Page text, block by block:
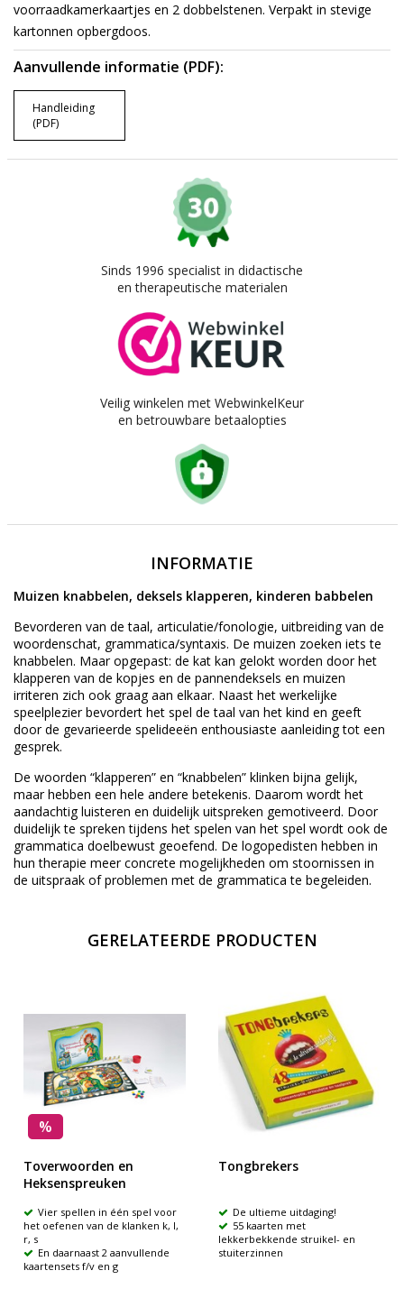
voorraadkamerkaartjes en 2 dobbelstenen. Verpakt in stevige
kartonnen opbergdoos.
Aanvullende informatie (PDF):
Handleiding
(PDF)
Sinds 1996 specialist in didactische
en therapeutische materialen
Veilig winkelen met WebwinkelKeur
en betrouwbare betaalopties
INFORMATIE
Muizen knabbelen, deksels klapperen, kinderen babbelen
Bevorderen van de taal, articulatie/fonologie, uitbreiding van de
woordenschat, grammatica/syntaxis. De muizen zoeken iets te
knabbelen. Maar opgepast: de kat kan gelokt worden door het
klapperen van de kopjes en de pannendeksels en muizen
irriteren zich ook graag aan elkaar. Naast het werkelijke
speelplezier bevordert het spel de taal van het kind en geeft
door de gevarieerde spelideeën enthousiaste aanleiding tot een
gesprek.
De woorden “klapperen” en “knabbelen” klinken bijna gelijk,
maar hebben een hele andere betekenis. Daarom wordt het
aandachtig luisteren en duidelijk uitspreken gemotiveerd. Door
duidelijk te spreken tijdens het spelen van het spel wordt ook de
grammatica doelbewust geoefend. De logopedisten hebben in
hun therapie meer concrete mogelijkheden om stoornissen in
de uitspraak of problemen met de grammatica te begeleiden.
GERELATEERDE PRODUCTEN
%
Toverwoorden en
Heksenspreuken
Vier spellen in één spel voor
het oefenen van de klanken k, l,
r, s
En daarnaast 2 aanvullende
kaartensets f/v en g
Tongbrekers
De ultieme uitdaging!
55 kaarten met
lekkerbekkende struikel- en
stuiterzinnen